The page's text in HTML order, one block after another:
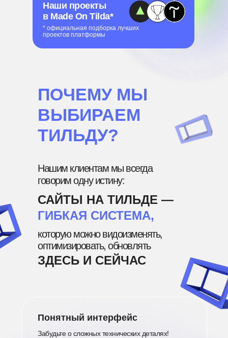
* официальная подборка лучших
проектов платформы
Наши проекты
в Made On Tilda*
ЗДЕСЬ И СЕЙЧАС
которую можно видоизменять,
оптимизировать, обновлять
ГИБКАЯ СИСТЕМА,
Нашим клиентам мы всегда
говорим одну истину:
САЙТЫ НА ТИЛЬДЕ —
ПОЧЕМУ МЫ
ВЫБИРАЕМ
ТИЛЬДУ?
Забудьте о сложных технических деталях!
Понятный интерфейс